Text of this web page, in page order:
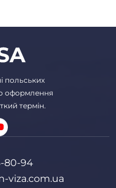
польських
оформлення
термін.
80-94
viza.com.ua